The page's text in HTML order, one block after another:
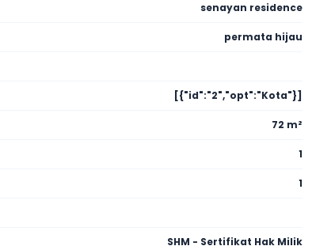
senayan residence
permata hijau
[{"id":"2","opt":"Kota"}]
72 m²
1
1
SHM - Sertifikat Hak Milik